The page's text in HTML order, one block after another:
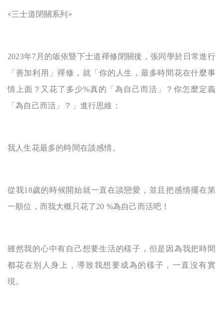
<三士道閉關系列 >
2023年7月的皈依暨下士道禪修閉關後，張同學於日常進行
「善加利用」禪修，就「你的人生，最多時間花在什麼事
情上面？又花了多少%真的「為自己而活」？你怎麼定義
「為自己而活」？」進行思維：
我人生花最多的時間在談感情。
從我18歲的時候開始就一直在談戀愛，並且把感情擺在第
一順位，而我大概只花了20 %為自己而活吧！
雖然我的心中有自己想要生活的樣子，但是因為我把時間
都花在別人身上，導致我想要成為的樣子，一直沒有實
現。